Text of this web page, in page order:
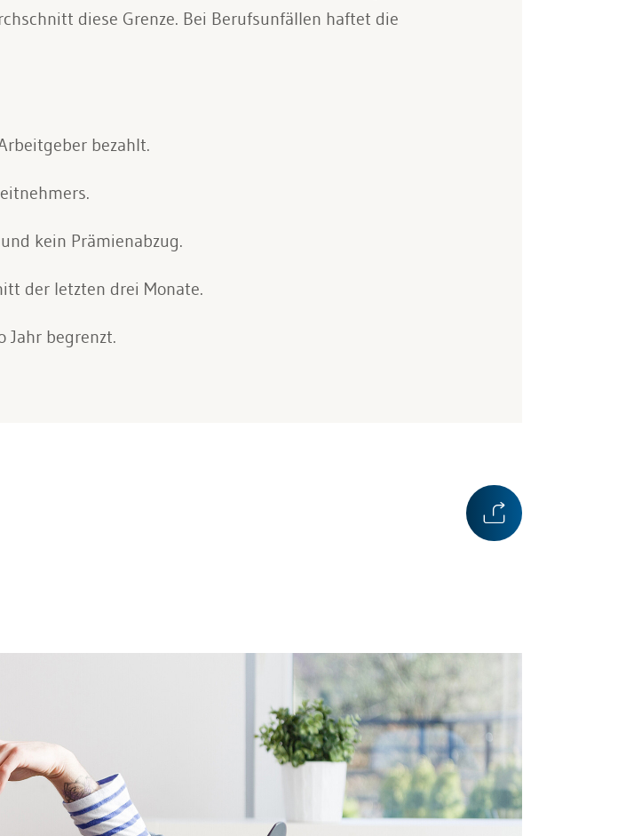
diese Grenze. Bei Berufsunfällen haftet die
bezahlt.
kein Prämienabzug.
der letzten drei Monate.
Jahr begrenzt.